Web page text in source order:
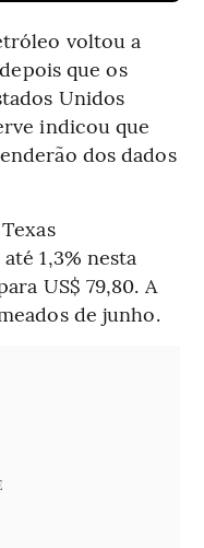
voltou a
que os
Unidos
indicou que
dos dados
1,3% nesta
US$ 79,80. A
de junho.